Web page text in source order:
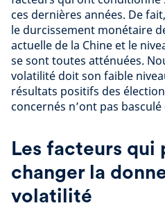
ces dernières années. De
le durcissement monétaire
actuelle de la Chine et le
se sont toutes atténuées.
volatilité doit son faible
résultats positifs des
concernés n’ont pas
Les facteurs qui
changer la
volatilité